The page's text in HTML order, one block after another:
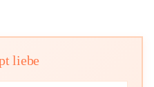
liebe